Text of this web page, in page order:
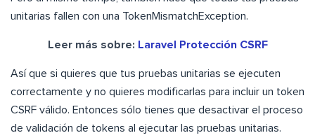
unitarias fallen con una TokenMismatchException.
Leer más sobre: Laravel Protección CSRF
Así que si quieres que tus pruebas unitarias se ejecuten
correctamente y no quieres modificarlas para incluir un token
CSRF válido. Entonces sólo tienes que desactivar el proceso
de validación de tokens al ejecutar las pruebas unitarias.